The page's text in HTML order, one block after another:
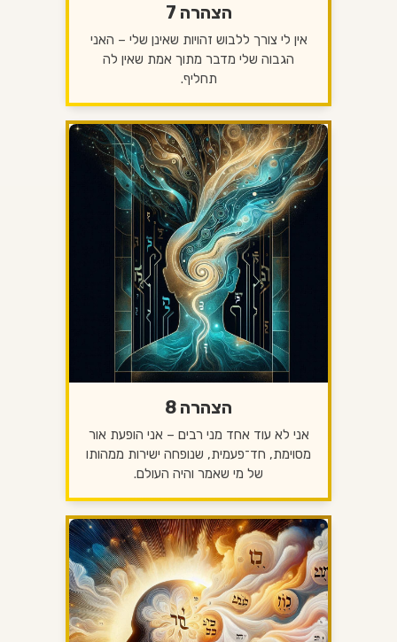
הצהרה 7
אין לי צורך ללבוש זהויות שאינן שלי – האני
הגבוה שלי מדבר מתוך אמת שאין לה
תחליף.
הצהרה 8
אני לא עוד אחד מני רבים – אני הופעת אור
מסוימת, חד־פעמית, שנופחה ישירות ממהותו
של מי שאמר והיה העולם.